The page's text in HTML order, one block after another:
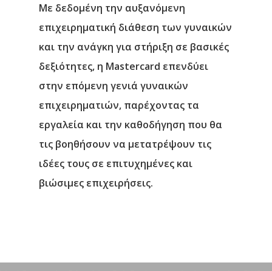
Με δεδομένη την αυξανόμενη
επιχειρηματική διάθεση των γυναικών
και την ανάγκη για στήριξη σε βασικές
δεξιότητες, η Mastercard επενδύει
στην επόμενη γενιά γυναικών
επιχειρηματιών, παρέχοντας τα
εργαλεία και την καθοδήγηση που θα
τις βοηθήσουν να μετατρέψουν τις
ιδέες τους σε επιτυχημένες και
βιώσιμες επιχειρήσεις.